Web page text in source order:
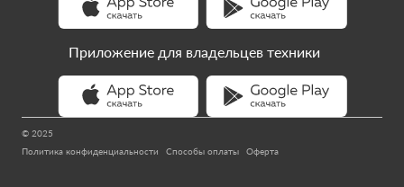
© 2025
Политика конфиденциальности
Способы оплаты Оферта
Приложение для владельцев техники